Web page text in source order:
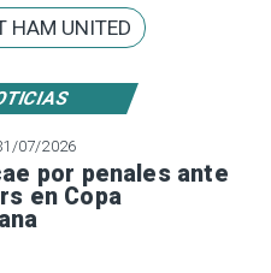
07/2026
por penales ante
en Copa
HAM UNITED